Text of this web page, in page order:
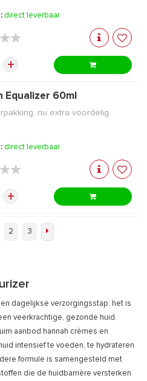
direct leverbaar
+
Equalizer 60ml
nu extra voordelig.
direct leverbaar
+
2 3
dagelijkse verzorgingsstap; het is
veerkrachtige, gezonde huid.
aanbod hannah crèmes en
intensief te voeden, te hydrateren
formule is samengesteld met
die de huidbarrière versterken